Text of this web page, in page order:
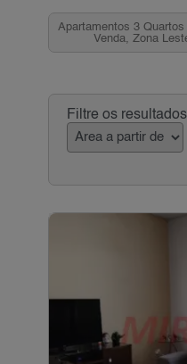
Apartamentos 3 Quartos
Venda, Zona
Filtre os